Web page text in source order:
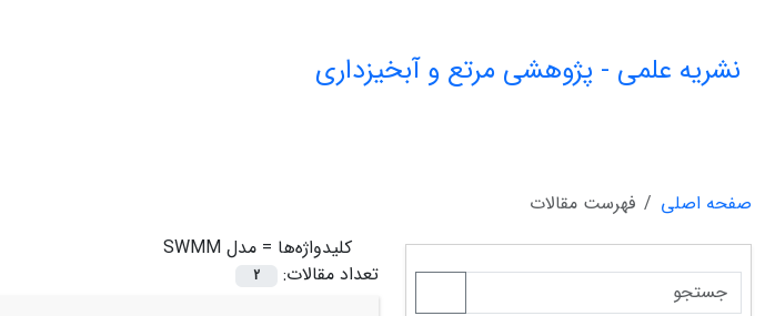
نشریه علمی - پژوهشی مرتع و آبخیزداری
صفحه اصلی
فهرست مقالات
کلیدواژه‌ها = مدل SWMM
تعداد مقالات:
2